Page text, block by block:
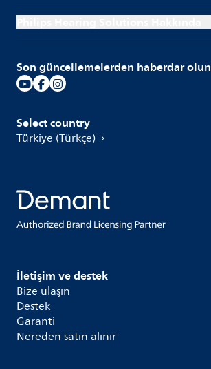
İletişim ve destek
Bize ulaşın
Destek
Garanti
Nereden satın alınır
Son güncellemelerden haberdar olun
Select country
Türkiye (Türkçe)